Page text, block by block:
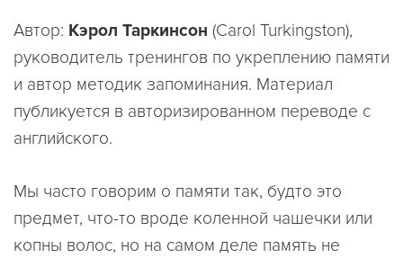
Автор: Кэрол Таркинсон (Carol Turkingston),
руководитель тренингов по укреплению памяти
и автор методик запоминания. Материал
публикуется в авторизированном переводе с
английского.
Мы часто говорим о памяти так, будто это
предмет, что-то вроде коленной чашечки или
копны волос, но на самом деле память не